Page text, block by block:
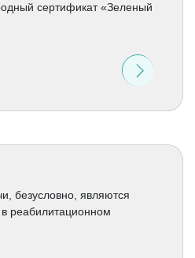
сертификат «Зеленый
безусловно, являются
реабилитационном